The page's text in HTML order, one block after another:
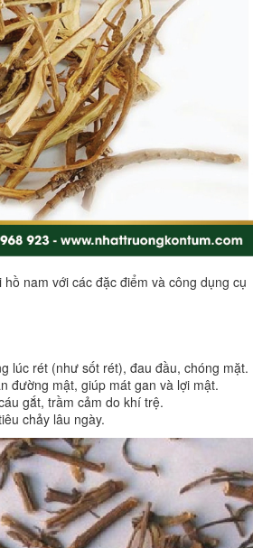
nam với các đặc điểm và công dụng cụ
rét (như sốt rét), đau đầu, chóng mặt.
mật, giúp mát gan và lợi mật.
gắt, trầm cảm do khí trệ.
chảy lâu ngày.